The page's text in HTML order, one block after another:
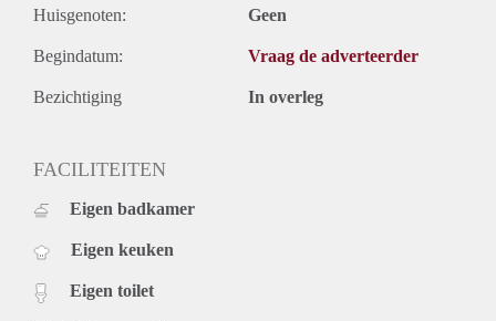
Huisgenoten: Geen
Begindatum: Vraag de adverteerder
Bezichtiging In overleg
FACILITEITEN
Eigen badkamer
Eigen keuken
Eigen toilet